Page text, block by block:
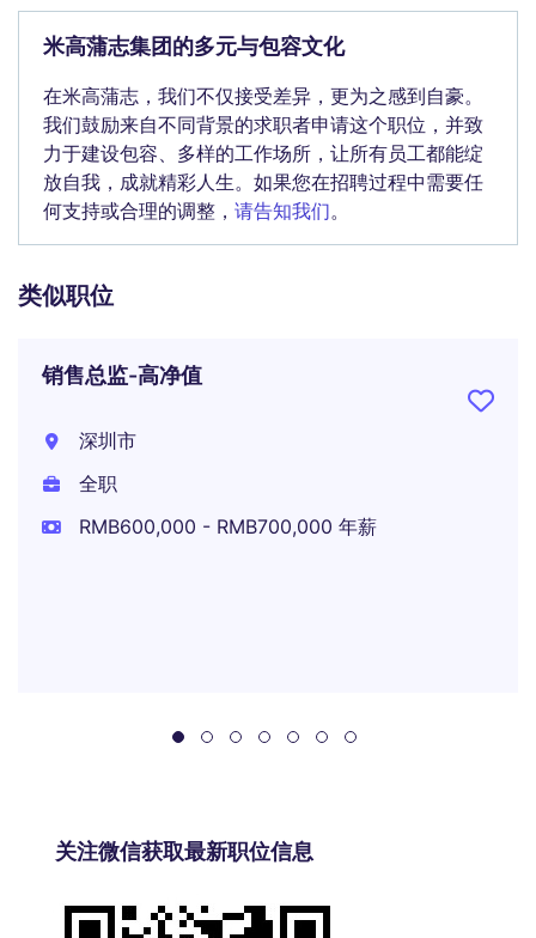
米高蒲志集团的多元与包容文化
在米高蒲志，我们不仅接受差异，更为之感到自豪。
我们鼓励来自不同背景的求职者申请这个职位，并致
力于建设包容、多样的工作场所，让所有员工都能绽
放自我，成就精彩人生。如果您在招聘过程中需要任
何支持或合理的调整， 请告知我们。
类似职位
销售总监-高净值
深圳市
全职
RMB600,000 - RMB700,000 年薪
关注微信获取最新职位信息